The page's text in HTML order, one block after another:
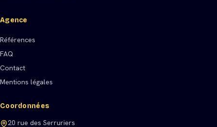
Agence
Références
FAQ
Contact
Mentions légales
Coordonnées
20 rue des Serruriers